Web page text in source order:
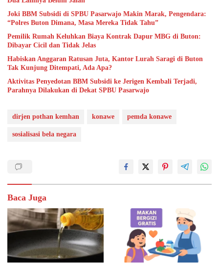
Joki BBM Subsidi di SPBU Pasarwajo Makin Marak, Pengendara:
“Polres Buton Dimana, Masa Mereka Tidak Tahu”
Pemilik Rumah Keluhkan Biaya Kontrak Dapur MBG di Buton:
Dibayar Cicil dan Tidak Jelas
Habiskan Anggaran Ratusan Juta, Kantor Lurah Saragi di Buton
Tak Kunjung Ditempati, Ada Apa?
Aktivitas Penyedotan BBM Subsidi ke Jerigen Kembali Terjadi,
Parahnya Dilakukan di Dekat SPBU Pasarwajo
dirjen pothan kemhan konawe pemda konawe
sosialisasi bela negara
Baca Juga